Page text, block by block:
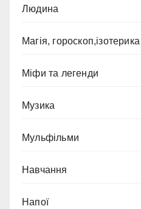
Людина
Магія,
Міфи та легенди
Музика
Мульфільми
Навчання
Напої